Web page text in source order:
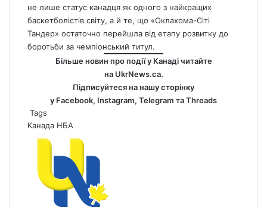
не лише статус канадця як одного з найкращих
баскетболістів світу, а й те, що «Оклахома-Сіті
Тандер» остаточно перейшла від етапу розвитку до
боротьби за чемпіонський титул.
Більше новин про події у Канаді читайте
на UkrNews.ca.
Підписуйтеся на нашу сторінку
у Facebook, Instagram, Telegram таThreads
Tags
Канада НБА